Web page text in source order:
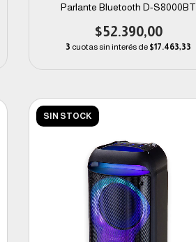
Parlante Bluetooth D-S8000BT
$52.390,00
3 cuotas sin interés de $17.463,33
SIN STOCK